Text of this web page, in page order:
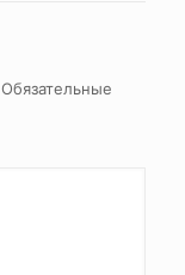
Обязательные